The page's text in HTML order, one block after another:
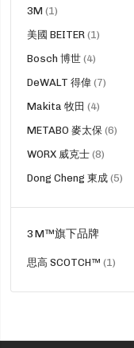
3M 1貨
美國 BEITER 1貨
Bosch 博世 4貨
DeWALT 得偉 7貨
Makita 牧田 4貨
METABO 麥太保 6貨
WORX 威克士 8貨
Dong Cheng 東成 5貨
3M™旗下品牌
思高 SCOTCH™ 1貨